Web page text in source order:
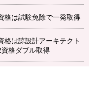
格は試験免除で一発取得
格は諒設計アーキテクト
格ダブル取得